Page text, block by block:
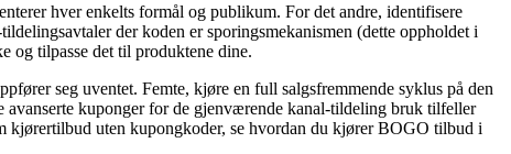
hver enkelts formål og publikum. For det andre, identifisere
der koden er sporingsmekanismen (dette oppholdet i
og tilpasse det til produktene dine.
seg uventet. Femte, kjøre en full salgsfremmende syklus på den
avanserte kuponger for de gjenværende kanal-tildeling bruk tilfeller
uten kupongkoder, se hvordan du kjører BOGO tilbud i